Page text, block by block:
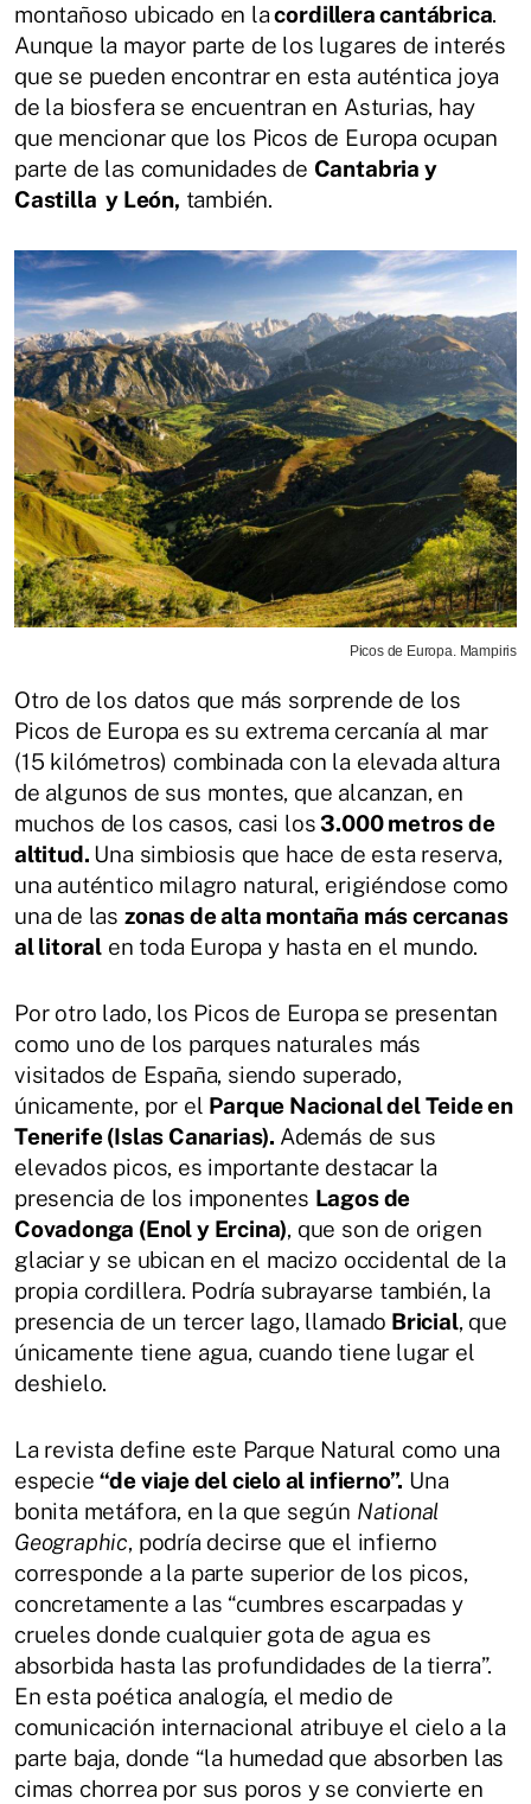
montañoso ubicado en lacordillera cantábrica.
Aunque la mayor parte de los lugares de interés
que se pueden encontrar en esta auténtica joya
de la biosfera se encuentran en Asturias, hay
que mencionar que los Picos de Europa ocupan
parte de las comunidades de Cantabria y
Castilla y León, también.
Picos de Europa. Mampiris
Otro de los datos que más sorprende de los
Picos de Europa es su extrema cercanía al mar
(15 kilómetros) combinada con la elevada altura
de algunos de sus montes, que alcanzan, en
muchos de los casos, casi los 3.000 metros de
altitud. Una simbiosis que hace de esta reserva,
una auténtico milagro natural, erigiéndose como
una de las zonas de alta montaña más cercanas
al litoral en toda Europa y hasta en el mundo.
Por otro lado, los Picos de Europa se presentan
como uno de los parques naturales más
visitados de España, siendo superado,
únicamente, por el Parque Nacional del Teide en
Tenerife (Islas Canarias). Además de sus
elevados picos, es importante destacar la
presencia de los imponentes Lagos de
Covadonga (Enol y Ercina), que son de origen
glaciar y se ubican en el macizo occidental de la
propia cordillera. Podría subrayarse también, la
presencia de un tercer lago, llamado Bricial, que
únicamente tiene agua, cuando tiene lugar el
deshielo.
La revista define este Parque Natural como una
especie“de viaje del cielo al infierno”. Una
bonita metáfora, en la que según National
Geographic, podría decirse que el infierno
corresponde a la parte superior de los picos,
concretamente a las “cumbres escarpadas y
crueles donde cualquier gota de agua es
absorbida hasta las profundidades de la tierra”.
En esta poética analogía, el medio de
comunicación internacional atribuye el cielo a la
parte baja, donde “la humedad que absorben las
cimas chorrea por sus poros y se convierte en